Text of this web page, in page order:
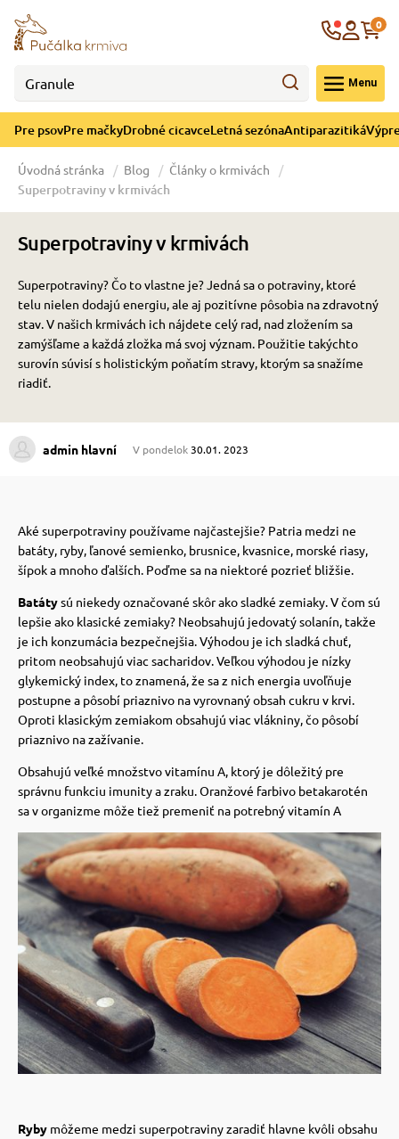
Menu
0
Pre psovPre mačkyDrobné cicavceLetná sezónaAntiparazitiká
psov
Pre psov
psov
pre psov
psov
psov
psov
psov
psov
pre psov
a ohlávky
psov
mačky
Pre mačky
mačky
pre mačky
mačky
podstielka
a pelechy
mačky
mačky
mačky
mačky
podložky
poukazy
cicavce
Drobné cicavce
sezóna
Letná sezóna
ochladenie
hračky
Výpredaj
CZK
Úvodná stránka Blog Články o krmivách
Superpotraviny v krmivách
Superpotraviny v krmivách
Superpotraviny? Čo to vlastne je? Jedná sa o potraviny, ktoré
telu nielen dodajú energiu, ale aj pozitívne pôsobia na zdravotný
stav. V našich krmivách ich nájdete celý rad, nad zložením sa
zamýšľame a každá zložka má svoj význam. Použitie takýchto
surovín súvisí s holistickým poňatím stravy, ktorým sa snažíme
riadiť.
admin hlavní V pondelok 30.01. 2023
Aké superpotraviny používame najčastejšie? Patria medzi ne
batáty, ryby, ľanové semienko, brusnice, kvasnice, morské riasy,
šípok a mnoho ďalších. Poďme sa na niektoré pozrieť bližšie.
Batátysú niekedy označované skôr ako sladké zemiaky. V čom sú
lepšie ako klasické zemiaky? Neobsahujú jedovatý solanín, takže
je ich konzumácia bezpečnejšia. Výhodou je ich sladká chuť,
pritom neobsahujú viac sacharidov.Veľkou výhodou je nízky
glykemický index, to znamená, že sa z nich energia uvoľňuje
postupne a pôsobí priaznivo na vyrovnaný obsah cukru v krvi.
Oproti klasickým zemiakom obsahujú viac vlákniny, čo pôsobí
priaznivo na zažívanie.
Obsahujú veľké množstvo vitamínu A, ktorý je dôležitý pre
správnu funkciu imunity a zraku. Oranžové farbivo betakarotén
sa v organizme môže tiež premeniť na potrebný vitamín A
Ryby môžeme medzi superpotraviny zaradiť hlavne kvôli obsahu